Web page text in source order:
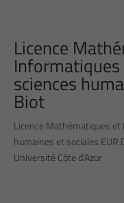
Licence
sciences
Biot
Licence Mathématiques et
humaines et sociales
Université Côte d’Azur